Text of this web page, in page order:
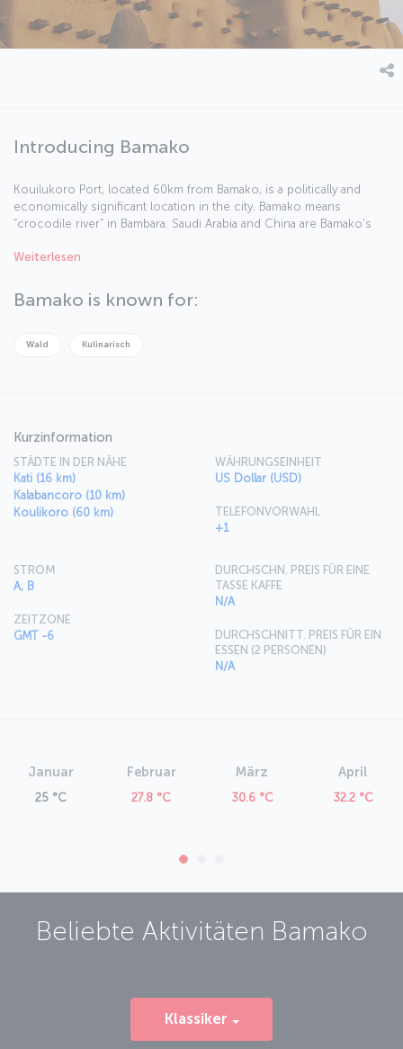
Introducing Bamako
Kouilukoro Port, located 60km from Bamako, is a politically and
economically significant location in the city. Bamako means
“crocodile river” in Bambara. Saudi Arabia and China are Bamako’s
through the streets and the city is renowned for its musical
Weiterlesen
Bamako is known for:
Wald Kulinarisch
Kurzinformation
STÄDTE IN DER NÄHE
Kati (16 km)
Kalabancoro (10 km)
Koulikoro (60 km)
WÄHRUNGSEINHEIT
US Dollar (USD)
TELEFONVORWAHL
+1
STROM
A, B
ZEITZONE
GMT -6
DURCHSCHN. PREIS FÜR EINE
TASSE KAFFE
N/A
DURCHSCHNITT. PREIS FÜR EIN
ESSEN (2 PERSONEN)
N/A
Januar
25 °C
Februar
27.8 °C
März
30.6 °C
April
32.2 °C
Beliebte Aktivitäten Bamako
Klassiker